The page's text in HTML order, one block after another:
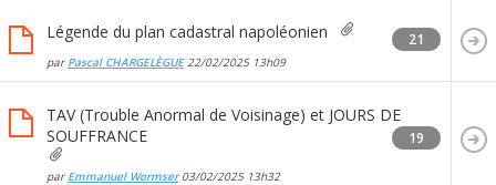
Légende du plan cadastral napoléonien
par Pascal CHARGELÈGUE22/02/2025 13h09
21
TAV (Trouble Anormal de Voisinage) et JOURS DE
SOUFFRANCE
par Emmanuel Wormser03/02/2025 13h32
19